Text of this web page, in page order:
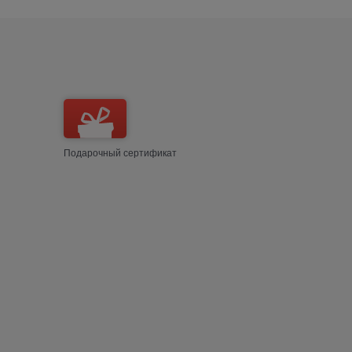
Подарочный сертификат